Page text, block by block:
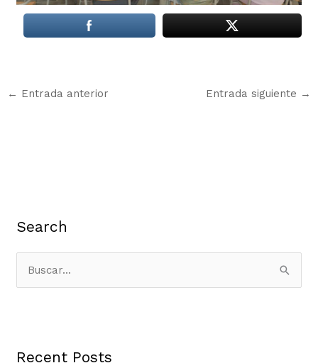
← Entrada anterior Entrada siguiente →
Search
a
Recent Posts